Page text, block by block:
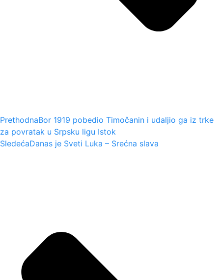
PrethodnaBor 1919 pobedio Timočanin i udaljio ga iz trke
za povratak u Srpsku ligu Istok
SledećaDanas je Sveti Luka – Srećna slava